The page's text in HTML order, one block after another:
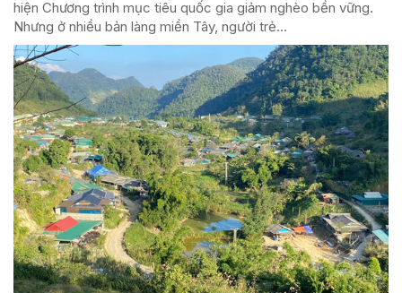
hiện Chương trình mục tiêu quốc gia giảm nghèo bền vững.
Nhưng ở nhiều bản làng miền Tây, người trẻ...